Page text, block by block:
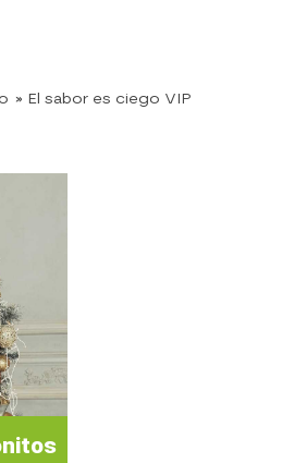
» El sabor es ciego VIP